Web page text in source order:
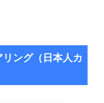
ング（日本人カ